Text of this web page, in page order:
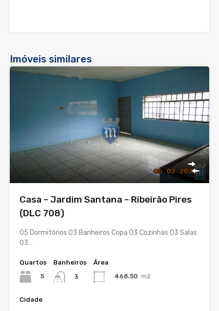
Imóveis similares
Casa – Jardim Santana – Ribeirão Pires
(DLC 708)
05 Dormitórios 03 Banheiros Copa 03 Cozinhas 03 Salas
03…
Quartos
5
Banheiros
3
Área
468.50 m2
Cidade